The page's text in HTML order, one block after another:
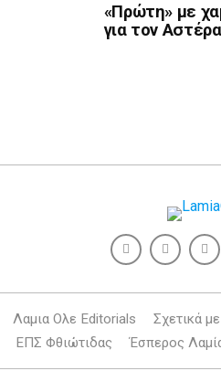
«Πρώτη» με
για τον
Λαμια Ολε Editorials Σχετικά
ΕΠΣ Φθιώτιδας
Έσπερος